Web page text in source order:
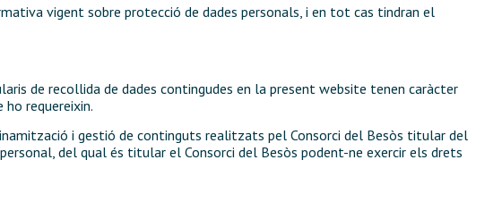
vigent sobre protecció de dades personals, i en tot cas tindran el
de recollida de dades contingudes en la present website tenen caràcter
requereixin.
i gestió de continguts realitzats pel Consorci del Besòs titular del
del qual és titular el Consorci del Besòs podent-ne exercir els drets